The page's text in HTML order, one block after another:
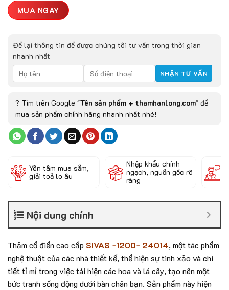
MUA NGAY
Để lại thông tin để được chúng tôi tư vấn trong thời gian
nhanh nhất
? Tìm trên Google "Tên sản phẩm + thamhanlong.com" để
mua sản phẩm chính hãng nhanh nhất nhé!
Yên tâm mua sắm,
giải toả lo âu
Nhập khẩu chính
ngạch, nguồn gốc rõ
ràng
Nội dung chính
Thảm cổ điển cao cấp SIVAS -1200- 24014, một tác phẩm
nghệ thuật của các nhà thiết kế, thể hiện sự tinh xảo và chi
tiết tỉ mỉ trong việc tái hiện các hoa và lá cây, tạo nên một
bức tranh sống động dưới bàn chân bạn. Sản phẩm này hiện